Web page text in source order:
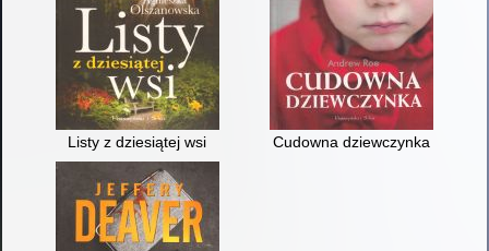
Listy z dziesiątej wsi Cudowna dziewczynka